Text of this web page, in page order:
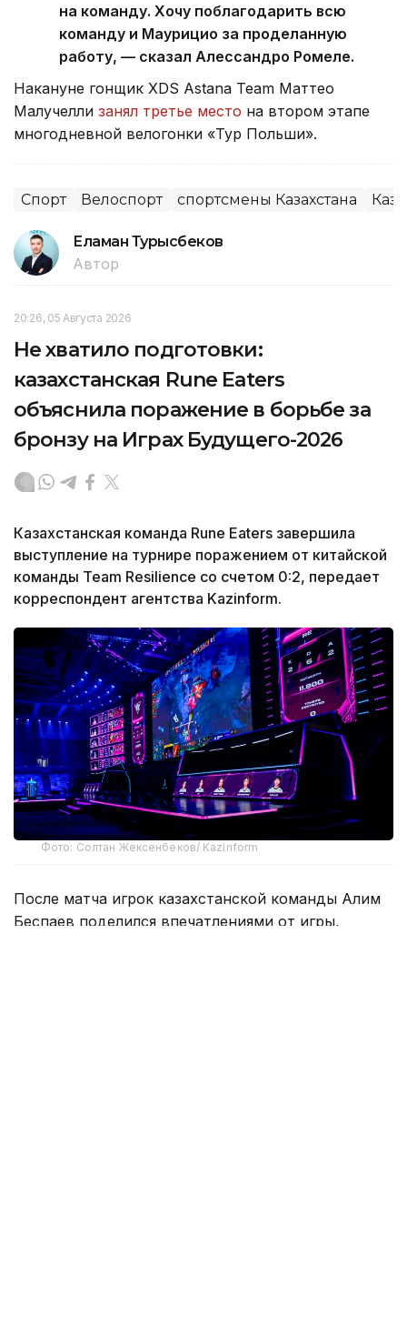
на команду. Хочу поблагодарить всю
команду и Маурицио за проделанную
работу, — сказал Алессандро Ромеле.
Накануне гонщик XDS Astana Team Маттео
Малучелли занял третье место на втором этапе
многодневной велогонки «Тур Польши».
Спорт Велоспорт спортсмены Казахстана
Еламан Турысбеков
Автор
20:26, 05 Августа 2026
Не хватило подготовки:
казахстанская Rune Eaters
объяснила поражение в борьбе за
бронзу на Играх Будущего-2026
Казахстанская команда Rune Eaters завершила
выступление на турнире поражением от китайской
команды Team Resilience со счетом 0:2, передает
корреспондент агентства Kazinform.
Фото: Солтан Жексенбеков/ Kazinform
После матча игрок казахстанской команды Алим
Беспаев поделился впечатлениями от игры,